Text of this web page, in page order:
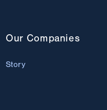
Our Companies
Story